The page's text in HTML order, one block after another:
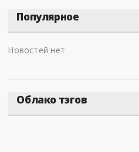
Популярное
Новостей нет
Облако тэгов